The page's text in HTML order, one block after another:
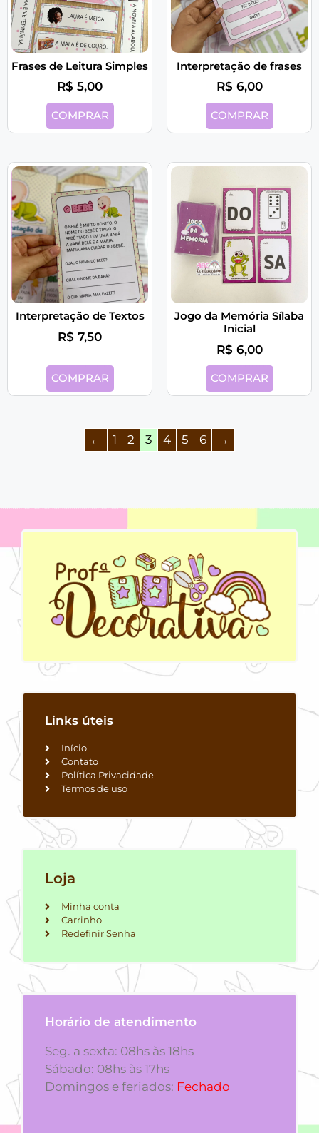
Frases de Leitura Simples
R$ 5,00
COMPRAR
Interpretação de frases
R$ 6,00
COMPRAR
Interpretação de Textos
R$ 7,50
COMPRAR
Jogo da Memória Sílaba
Inicial
R$ 6,00
COMPRAR
← 1 2 3 4 5 6 →
Links úteis
Início
Contato
Política Privacidade
Termos de uso
Loja
Minha conta
Carrinho
Redefinir Senha
Horário de atendimento
Seg. a sexta: 08hs às 18hs
Sábado: 08hs às 17hs
Domingos e feriados: Fechado